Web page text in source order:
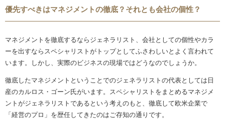
優先すべきはマネジメントの徹底？それとも会社の個性？
マネジメントを徹底するならジェネラリスト、会社としての個性やカラ
ーを出すならスペシャリストがトップとしてふさわしいとよく言われて
います。しかし、実際のビジネスの現場ではどうなのでしょうか。
徹底したマネジメントということでのジェネラリストの代表としては日
産のカルロス・ゴーン氏がいます。スペシャリストをまとめるマネジメ
ントがジェネラリストであるという考えのもと、徹底して欧米企業で
「経営のプロ」を歴任してきたのはご存知の通りです。